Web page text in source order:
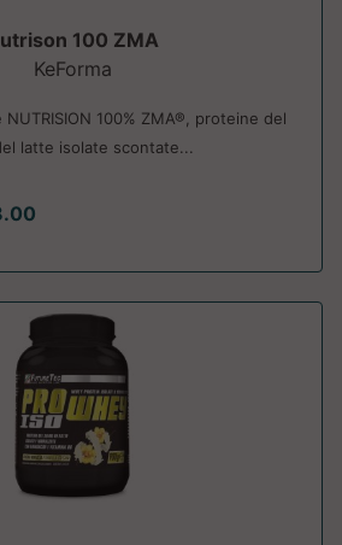
100 ZMA
KeForma
100% ZMA®, proteine del
latte isolate scontate...